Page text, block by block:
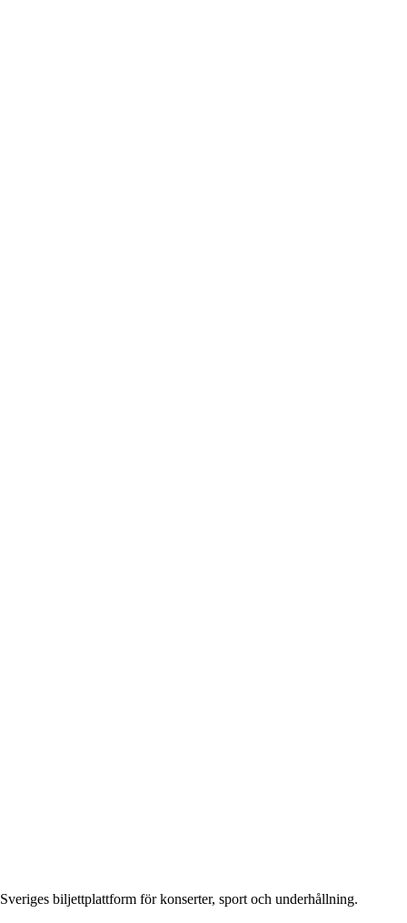
Sveriges biljettplattform för konserter, sport och underhållning.